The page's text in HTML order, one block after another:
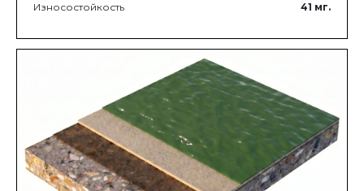
Износостойкость
41 мг.